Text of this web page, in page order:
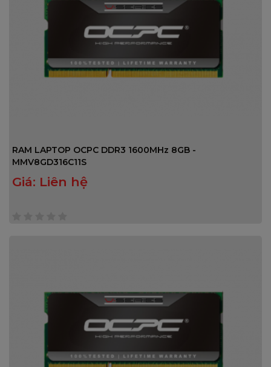
RAM LAPTOP OCPC DDR3 1600MHz 8GB -
MMV8GD316C11S
Giá: Liên hệ